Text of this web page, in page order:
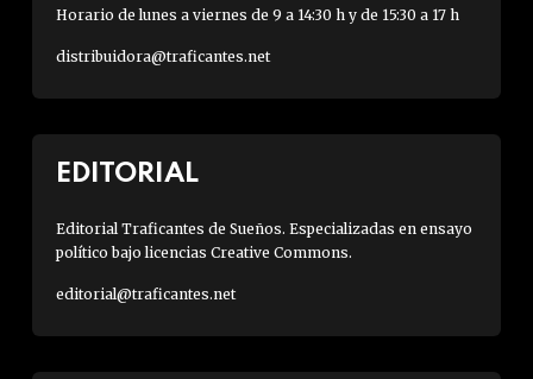
Horario de lunes a viernes de 9 a 14:30 h y de 15:30 a 17 h
distribuidora@traficantes.net
EDITORIAL
Editorial Traficantes de Sueños. Especializadas en ensayo
político bajo licencias Creative Commons.
editorial@traficantes.net